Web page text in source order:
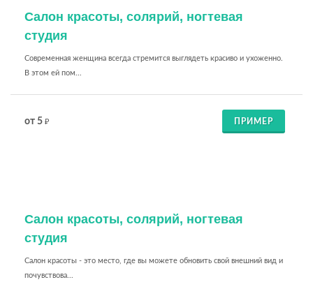
Салон красоты, солярий, ногтевая
студия
Современная женщина всегда стремится выглядеть красиво и ухоженно.
В этом ей пом...
от 5 ₽ ПРИМЕР
Салон красоты, солярий, ногтевая
студия
Салон красоты - это место, где вы можете обновить свой внешний вид и
почувствова...